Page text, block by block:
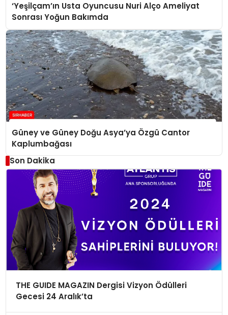
‘Yeşilçam’ın Usta Oyuncusu Nuri Alço Ameliyat
Sonrası Yoğun Bakımda
Güney ve Güney Doğu Asya’ya Özgü Cantor
Kaplumbağası
Son Dakika
THE GUIDE MAGAZIN Dergisi Vizyon Ödülleri
Gecesi 24 Aralık’ta